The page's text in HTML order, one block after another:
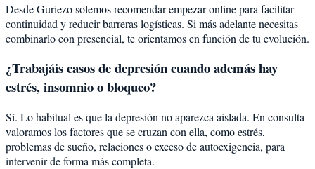
Desde Guriezo solemos recomendar empezar online para facilitar
continuidad y reducir barreras logísticas. Si más adelante necesitas
combinarlo con presencial, te orientamos en función de tu evolución.
¿Trabajáis casos de depresión cuando además hay
estrés, insomnio o bloqueo?
Sí. Lo habitual es que la depresión no aparezca aislada. En consulta
valoramos los factores que se cruzan con ella, como estrés,
problemas de sueño, relaciones o exceso de autoexigencia, para
intervenir de forma más completa.